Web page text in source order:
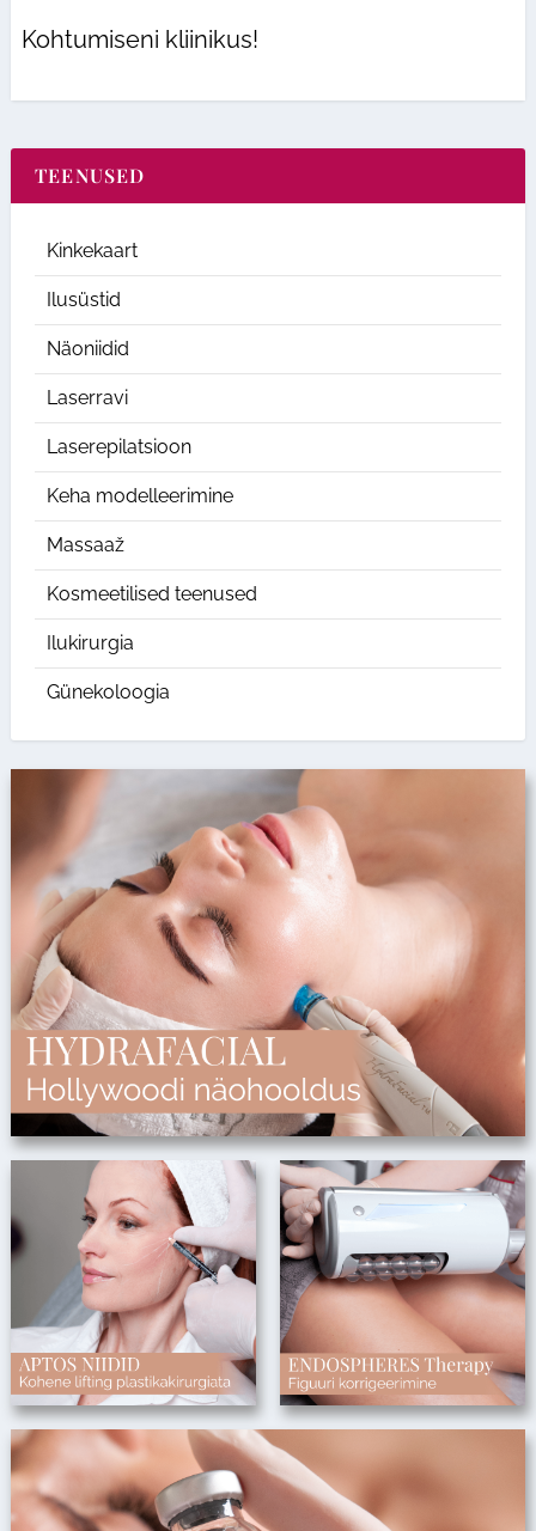
Kohtumiseni kliinikus!
TEENUSED
Kinkekaart
Ilusüstid
Näoniidid
Laserravi
Laserepilatsioon
Keha modelleerimine
Massaaž
Kosmeetilised teenused
Ilukirurgia
Günekoloogia